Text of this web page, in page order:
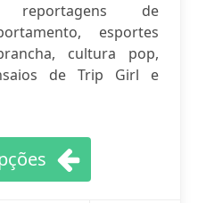
reportagens de
esportes
cultura pop,
de Trip Girl e